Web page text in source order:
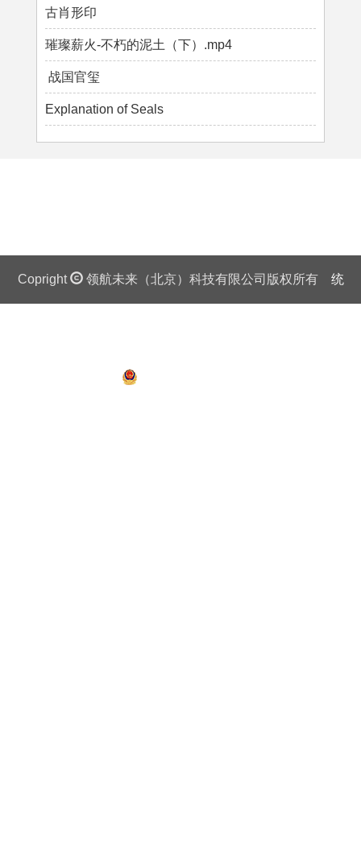
古肖形印
璀璨薪火-不朽的泥土（下）.mp4
战国官玺
Explanation of Seals
Copright 领航未来（北京）科技有限公司版权所有 统